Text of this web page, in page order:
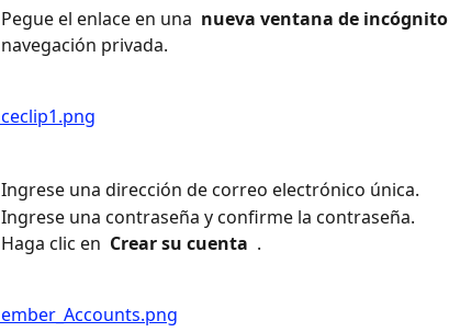
Pegue el enlace en una nueva ventana de incógnito
navegación privada.
Ingrese una dirección de correo electrónico única.
Ingrese una contraseña y confirme la contraseña.
Haga clic en Crear su cuenta .